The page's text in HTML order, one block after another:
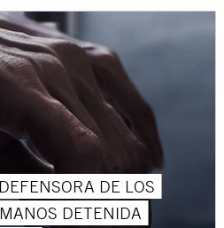
DE LOS
DETENIDA